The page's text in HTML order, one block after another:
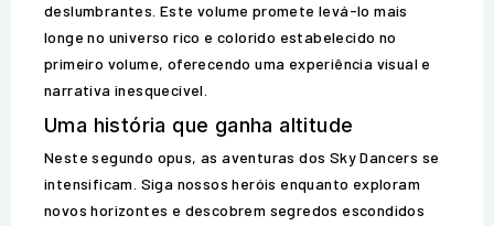
deslumbrantes. Este volume promete levá-lo mais
longe no universo rico e colorido estabelecido no
primeiro volume, oferecendo uma experiência visual e
narrativa inesquecível.
Uma história que ganha altitude
Neste segundo opus, as aventuras dos Sky Dancers se
intensificam. Siga nossos heróis enquanto exploram
novos horizontes e descobrem segredos escondidos